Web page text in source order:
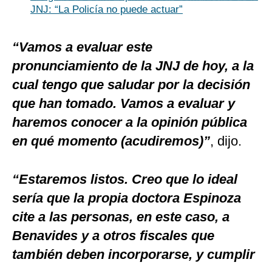
JNJ: “La Policía no puede actuar”
“Vamos a evaluar este
pronunciamiento de la JNJ de hoy, a la
cual tengo que saludar por la decisión
que han tomado. Vamos a evaluar y
haremos conocer a la opinión pública
en qué momento (acudiremos)”, dijo.
“Estaremos listos. Creo que lo ideal
sería que la propia doctora Espinoza
cite a las personas, en este caso, a
Benavides y a otros fiscales que
también deben incorporarse, y cumplir